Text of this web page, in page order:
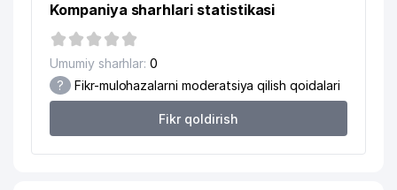
KO'KTOSH KOMMUNALCHI UY-JOY
MULK SHIRKATI
19 DEMO PHARM GROUP MChJ
20 336 м
21 AL STOM PLYUS MChJ 340 м
Kompaniya sharhlari statistikasi
Umumiy sharhlar: 0
? Fikr-mulohazalarni moderatsiya qilish qoidalari
Fikr qoldirish